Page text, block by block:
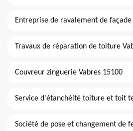
Entreprise de ravalement de façade
Travaux de réparation de toiture
Couvreur zinguerie Vabres 15100
Service d'étanchéité toiture et toit
Société de pose et changement de